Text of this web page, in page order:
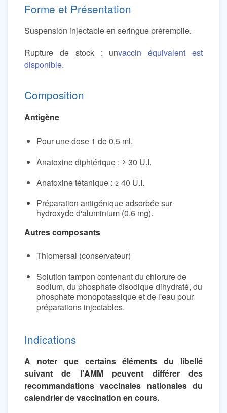
Forme et Présentation
Suspension injectable en seringue préremplie.
Rupture de stock : unvaccin équivalent est
disponible.
Composition
Antigène
Pour une dose 1 de 0,5 ml.
Anatoxine diphtérique : ≥ 30 U.I.
Anatoxine tétanique : ≥ 40 U.I.
Préparation antigénique adsorbée sur
hydroxyde d'aluminium (0,6 mg).
Autres composants
Thiomersal (conservateur)
Solution tampon contenant du chlorure de
sodium, du phosphate disodique dihydraté, du
phosphate monopotassique et de l'eau pour
préparations injectables.
Indications
A noter que certains éléments du libellé
suivant de l'AMM peuvent différer des
recommandations vaccinales nationales du
calendrier de vaccination en cours.